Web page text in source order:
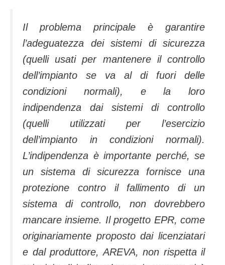
Il problema principale è garantire
l’adeguatezza dei sistemi di sicurezza
(quelli usati per mantenere il controllo
dell’impianto se va al di fuori delle
condizioni normali), e la loro
indipendenza dai sistemi di controllo
(quelli utilizzati per l’esercizio
dell’impianto in condizioni normali).
L’indipendenza è importante perché, se
un sistema di sicurezza fornisce una
protezione contro il fallimento di un
sistema di controllo, non dovrebbero
mancare insieme. Il progetto EPR, come
originariamente proposto dai licenziatari
e dal produttore, AREVA, non rispetta il